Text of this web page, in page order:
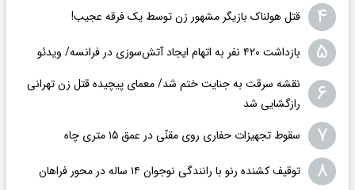
۴ قتل هولناک بازیگر مشهور زن توسط یک فرقه عجیب!
۵ بازداشت ۴۲۰ نفر به اتهام ایجاد آتش‌سوزی‌ در فرانسه/ ویدئو
۶
نقشه سرقت به جنایت ختم شد/ معمای پیچیده قتل زن تهرانی
رازگشایی شد
۷ سقوط تجهیزات حفاری روی مقنّی در عمق ۱۵ متری چاه
۸ توقیف کشنده رنو با رانندگی نوجوان ۱۴ ساله در محور فراهان